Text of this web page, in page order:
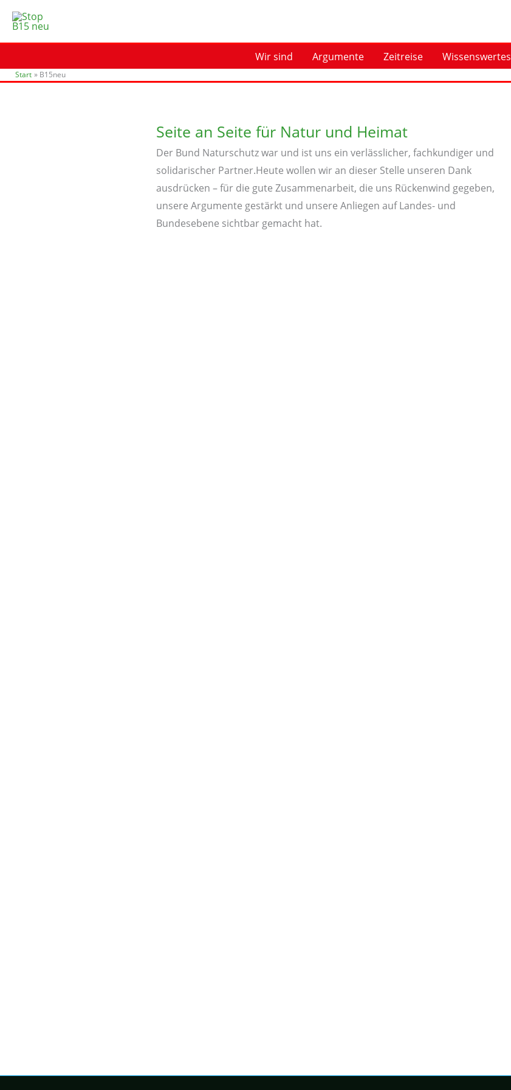
Inhalt
springen
Wir sind
Argumente Zeitreise Wissenswertes
Start B15neu
Seite an Seite für Natur und Heimat
Der Bund Naturschutz war und ist uns ein verlässlicher, fachkundiger und
solidarischer Partner.Heute wollen wir an dieser Stelle unseren Dank
ausdrücken – für die gute Zusammenarbeit, die uns Rückenwind gegeben,
unsere Argumente gestärkt und unsere Anliegen auf Landes- und
Bundesebene sichtbar gemacht hat.